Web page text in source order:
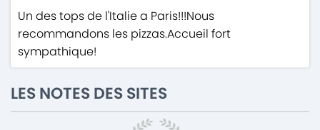
Un des tops de l'Italie a Paris!!!Nous
recommandons les pizzas.Accueil fort
sympathique!
LES NOTES DES SITES